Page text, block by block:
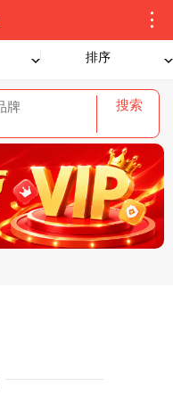
排序
搜索